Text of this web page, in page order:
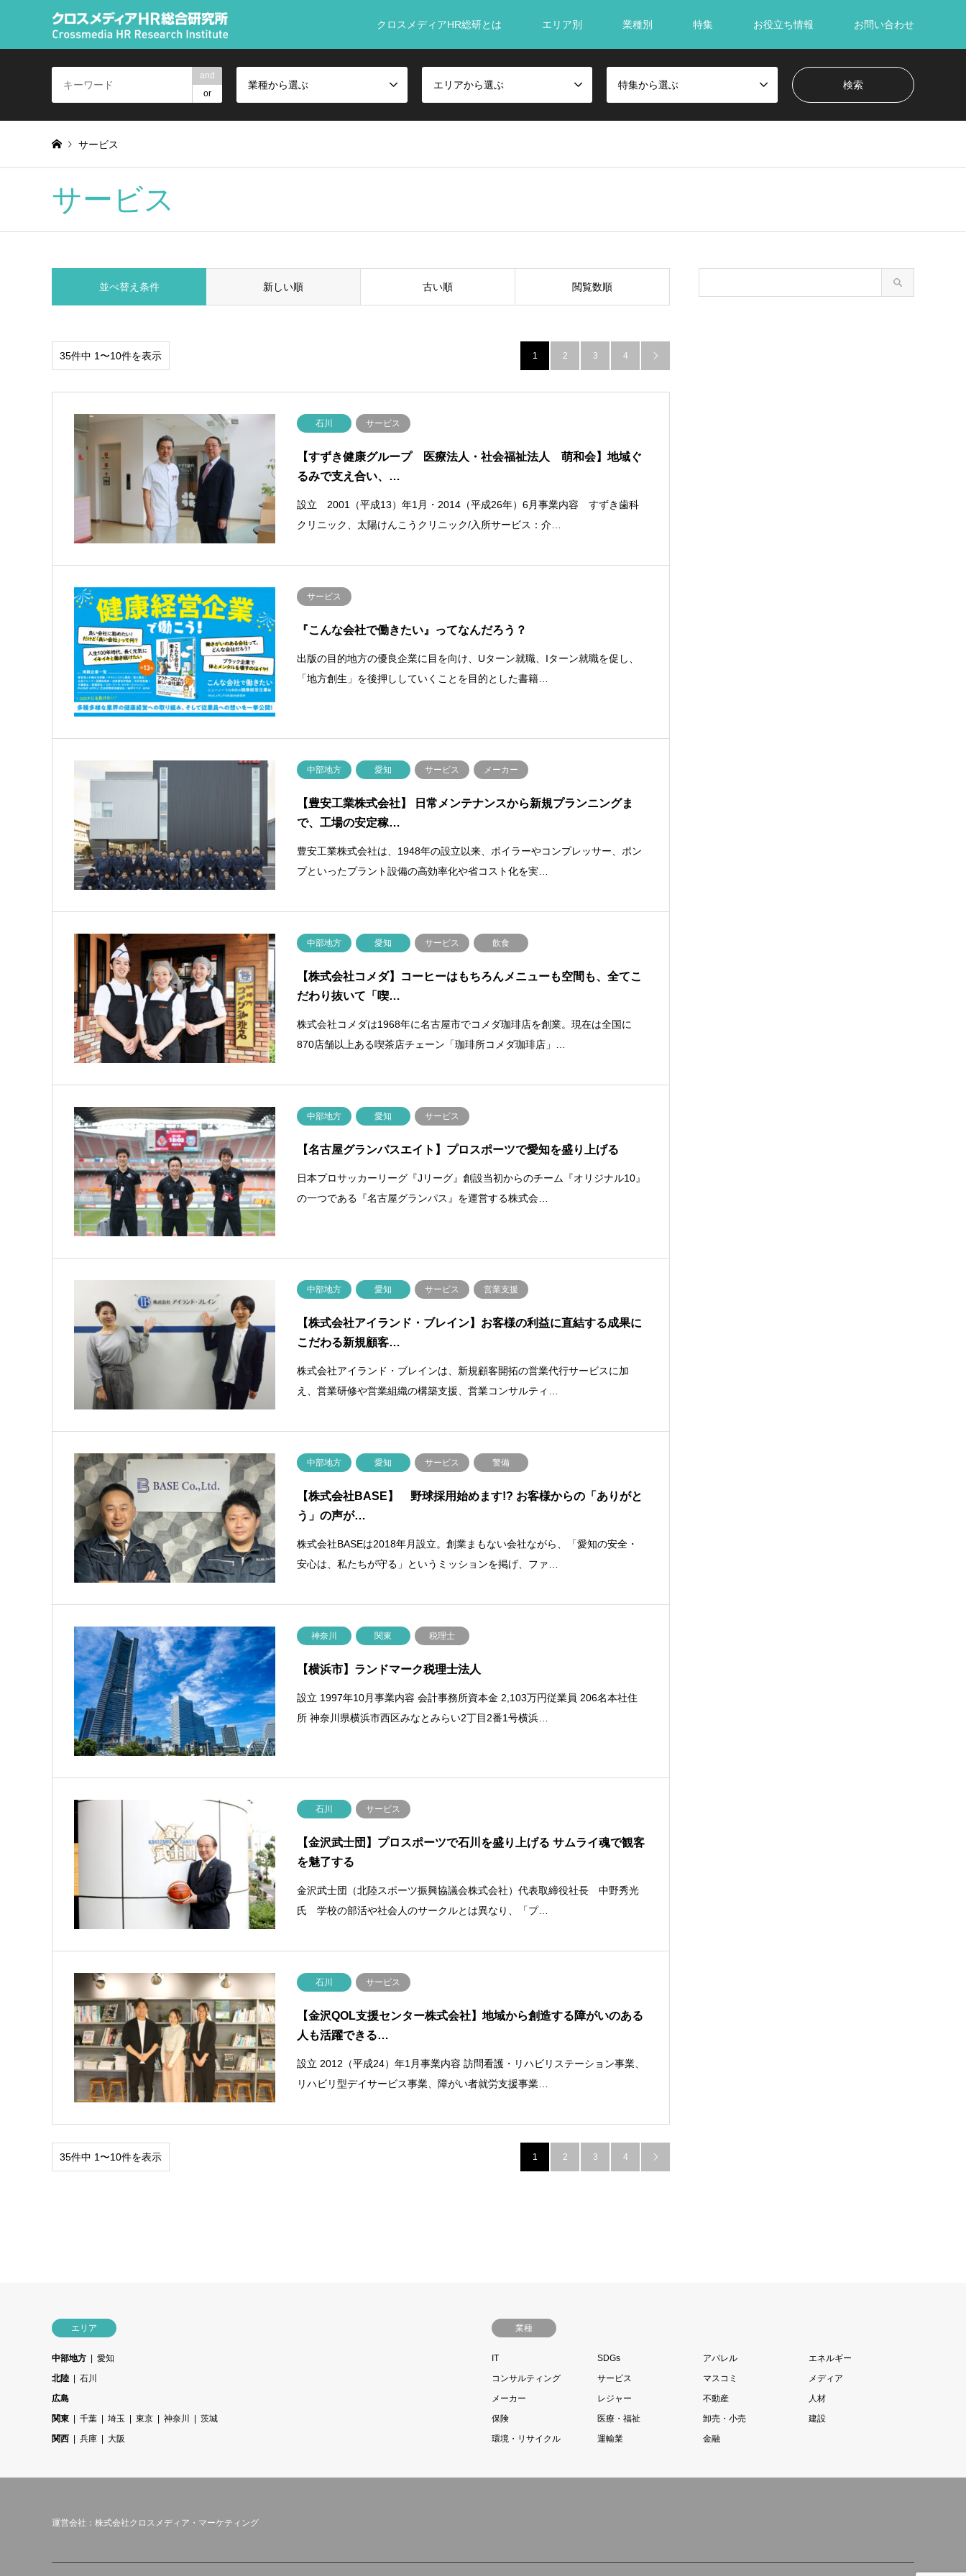
クロスメディアHR総研とは エリア別 業種別 特集 お役立ち情報 お問い合わせ
and
or
業種から選ぶ エリアから選ぶ 特集から選ぶ
サービス
サービス
並べ替え条件 新しい順 古い順 閲覧数順
35件中 1〜10件を表示 1 2 3 4 
石川 サービス
【すずき健康グループ 医療法人・社会福祉法人 萌和会】地域ぐ
るみで支え合い、…
設立 2001（平成13）年1月・2014（平成26年）6月事業内容 すずき歯科
クリニック、太陽けんこうクリニック/入所サービス：介…
サービス
『こんな会社で働きたい』ってなんだろう？
出版の目的地方の優良企業に目を向け、Uターン就職、Iターン就職を促し、
「地方創生」を後押ししていくことを目的とした書籍…
中部地方 愛知 サービス メーカー
【豊安工業株式会社】 日常メンテナンスから新規プランニングま
で、工場の安定稼…
豊安工業株式会社は、1948年の設立以来、ボイラーやコンプレッサー、ポン
プといったプラント設備の高効率化や省コスト化を実…
中部地方 愛知 サービス 飲食
【株式会社コメダ】コーヒーはもちろんメニューも空間も、全てこ
だわり抜いて「喫…
株式会社コメダは1968年に名古屋市でコメダ珈琲店を創業。現在は全国に
870店舗以上ある喫茶店チェーン「珈琲所コメダ珈琲店」…
中部地方 愛知 サービス
【名古屋グランパスエイト】プロスポーツで愛知を盛り上げる
日本プロサッカーリーグ『Jリーグ』創設当初からのチーム『オリジナル10』
の一つである『名古屋グランパス』を運営する株式会…
中部地方 愛知 サービス 営業支援
【株式会社アイランド・ブレイン】お客様の利益に直結する成果に
こだわる新規顧客…
株式会社アイランド・ブレインは、新規顧客開拓の営業代行サービスに加
え、営業研修や営業組織の構築支援、営業コンサルティ…
中部地方 愛知 サービス 警備
【株式会社BASE】 野球採用始めます!? お客様からの「ありがと
う」の声が…
株式会社BASEは2018年月設立。創業まもない会社ながら、「愛知の安全・
安心は、私たちが守る」というミッションを掲げ、ファ…
神奈川 関東 税理士
【横浜市】ランドマーク税理士法人
設立 1997年10月事業内容 会計事務所資本金 2,103万円従業員 206名本社住
所 神奈川県横浜市西区みなとみらい2丁目2番1号横浜…
石川 サービス
【金沢武士団】プロスポーツで石川を盛り上げる サムライ魂で観客
を魅了する
金沢武士団（北陸スポーツ振興協議会株式会社）代表取締役社長 中野秀光
氏 学校の部活や社会人のサークルとは異なり、「プ…
石川 サービス
【金沢QOL支援センター株式会社】地域から創造する障がいのある
人も活躍できる…
設立 2012（平成24）年1月事業内容 訪問看護・リハビリステーション事業、
リハビリ型デイサービス事業、障がい者就労支援事業…
35件中 1〜10件を表示 1 2 3 4 
エリア
中部地方
愛知
北陸
石川
広島
関東
千葉 埼玉 東京 神奈川
茨城
関西
兵庫 大阪
業種
IT SDGs アパレル
エネルギー
コンサルティング
サービス マスコミ
メディア
メーカー
レジャー 不動産
人材
保険
医療・福祉 卸売・小売
建設
環境・リサイクル
運輸業 金融
運営会社：株式会社クロスメディア・マーケティング